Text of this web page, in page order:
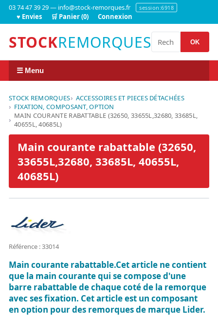
03 74 47 39 29 — info@stock-remorques.fr session:6918
♥ Envies 🛒 Panier (0) Connexion
STOCKREMORQUES OK
☰ Menu
STOCK REMORQUES
ACCESSOIRES ET PIECES DÉTACHÉES
FIXATION, COMPOSANT, OPTION
MAIN COURANTE RABATTABLE (32650, 33655L,32680, 33685L,
40655L, 40685L)
Main courante rabattable (32650,
33655L,32680, 33685L, 40655L,
40685L)
Référence : 33014
Main courante rabattable.Cet article ne contient
que la main courante qui se compose d'une
barre rabattable de chaque coté de la remorque
avec ses fixation. Cet article est un composant
en option pour des remorques de marque Lider.